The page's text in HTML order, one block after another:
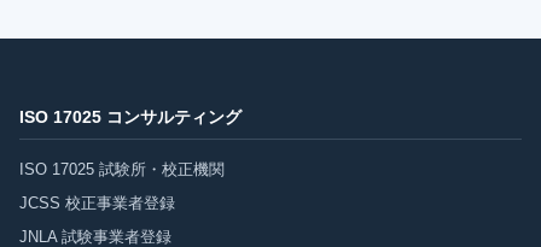
ISO 17025 コンサルティング
ISO 17025 試験所・校正機関
JCSS 校正事業者登録
JNLA 試験事業者登録